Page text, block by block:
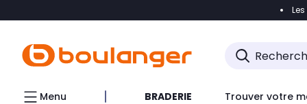
Accéder
Menu BRADERIE Trouver votre